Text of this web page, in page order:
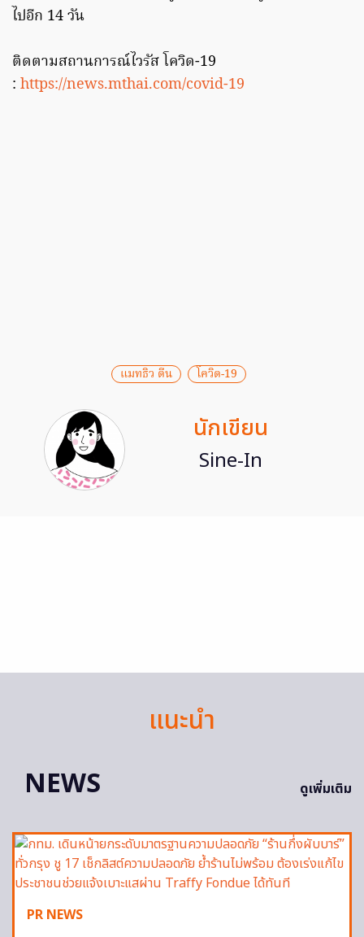
ไปอีก 14 วัน
ติดตามสถานการณ์ไวรัส โควิด-19
: https://news.mthai.com/covid-19
แมทธิว ดีน โควิด-19
นักเขียน
Sine-In
แนะนำ
NEWS
ดูเพิ่มเติม
PR NEWS